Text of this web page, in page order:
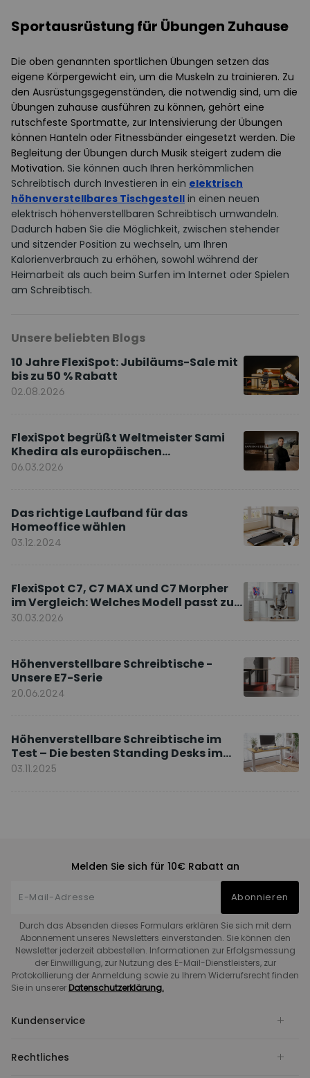
Sportausrüstung für Übungen Zuhause
Die oben genannten sportlichen Übungen setzen das
eigene Körpergewicht ein, um die Muskeln zu trainieren. Zu
den Ausrüstungsgegenständen, die notwendig sind, um die
Übungen zuhause ausführen zu können, gehört eine
rutschfeste Sportmatte, zur Intensivierung der Übungen
können Hanteln oder Fitnessbänder eingesetzt werden. Die
Begleitung der Übungen durch Musik steigert zudem die
Motivation. Sie können auch Ihren herkömmlichen
Schreibtisch durch Investieren in ein elektrisch
höhenverstellbares Tischgestell in einen neuen
elektrisch höhenverstellbaren Schreibtisch umwandeln.
Dadurch haben Sie die Möglichkeit, zwischen stehender
und sitzender Position zu wechseln, um Ihren
Kalorienverbrauch zu erhöhen, sowohl während der
Heimarbeit als auch beim Surfen im Internet oder Spielen
am Schreibtisch.
Unsere beliebten Blogs
10 Jahre FlexiSpot: Jubiläums-Sale mit
bis zu 50 % Rabatt
02.08.2026
FlexiSpot begrüßt Weltmeister Sami
Khedira als europäischen
Markenbotschafter
06.03.2026
Das richtige Laufband für das
Homeoffice wählen
03.12.2024
FlexiSpot C7, C7 MAX und C7 Morpher
im Vergleich: Welches Modell passt zu
Ihnen?
30.03.2026
Höhenverstellbare Schreibtische -
Unsere E7-Serie
20.06.2024
Höhenverstellbare Schreibtische im
Test – Die besten Standing Desks im
Vergleich
03.11.2025
Melden Sie sich für 10€ Rabatt an
Abonnieren
Durch das Absenden dieses Formulars erklären Sie sich mit dem
Abonnement unseres Newsletters einverstanden. Sie können den
Newsletter jederzeit abbestellen. Informationen zur Erfolgsmessung
der Einwilligung, zur Nutzung des E-Mail-Dienstleisters, zur
Protokollierung der Anmeldung sowie zu Ihrem Widerrufsrecht finden
Sie in unserer Datenschutzerklärung.
Kundenservice
Rechtliches